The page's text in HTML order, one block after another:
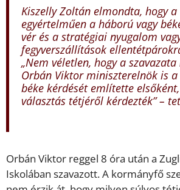
Kiszelly Zoltán elmondta, hogy a
egyértelműen a háború vagy
vér és a stratégiai nyugalom
fegyverszállítások
„Nem véletlen, hogy a
Orbán Viktor miniszterelnök is
béke kérdését említette
választás tétjéről kérdezték” –
Orbán Viktor reggel 8 óra után a
Iskolában szavazott. A kormányfő